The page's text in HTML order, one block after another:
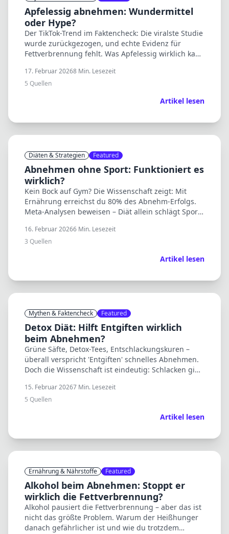
Apfelessig abnehmen: Wundermittel
oder Hype?
Der TikTok-Trend im Faktencheck: Die viralste Studie
wurde zurückgezogen, und echte Evidenz für
Fettverbrennung fehlt. Was Apfelessig wirklich kann
17. Februar 20268 Min. Lesezeit
5 Quellen
Artikel lesen
Diäten & Strategien Featured
Abnehmen ohne Sport: Funktioniert es
wirklich?
Kein Bock auf Gym? Die Wissenschaft zeigt: Mit
Ernährung erreichst du 80% des Abnehm-Erfolgs.
Meta-Analysen beweisen – Diät allein schlägt Sport
16. Februar 20266 Min. Lesezeit
3 Quellen
Artikel lesen
Mythen & Faktencheck Featured
Detox Diät: Hilft Entgiften wirklich
beim Abnehmen?
Grüne Säfte, Detox-Tees, Entschlackungskuren –
überall verspricht 'Entgiften' schnelles Abnehmen.
Doch die Wissenschaft ist eindeutig: Schlacken gibt
15. Februar 20267 Min. Lesezeit
5 Quellen
Artikel lesen
Ernährung & Nährstoffe Featured
Alkohol beim Abnehmen: Stoppt er
wirklich die Fettverbrennung?
Alkohol pausiert die Fettverbrennung – aber das ist
nicht das größte Problem. Warum der Heißhunger
danach gefährlicher ist und wie du trotzdem